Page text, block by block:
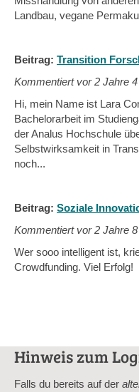
Landbau, vegane
Beitrag: Transition
Kommentiert vor2 Jahre
Hi, mein Name ist Lara
Bachelorarbeit im
der Analus Hochschule
Selbstwirksamkeit in
noch...
Beitrag: Soziale
Kommentiert vor2 Jahre
Wer sooo intelligent ist,
Crowdfunding. Viel Erfolg!
Hinweis zum
Falls du bereits auf der